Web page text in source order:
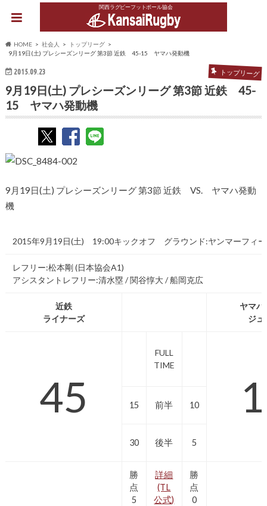
関西ラグビーフットボール協会
HOME 社会人
トップリーグ
9月19日(土) プレシーズンリーグ 第3節 近鉄 45-15 ヤマハ発動機
2015.09.23 トップリーグ
9月19日(土) プレシーズンリーグ 第3節 近鉄 45-
15 ヤマハ発動機
9月19日(土) プレシーズンリーグ 第3節 近鉄 VS. ヤマハ発動
機
2015年9月19日(土) 19:00キックオフ グラウンド:ヤンマーフィ
レフリー:松本剛 (日本協会A1)
アシスタントレフリー:清水塁 / 関谷惇大 / 船岡克広
近鉄
ライナーズ
ヤマハ
ジュ
45
FULL
TIME
15 前半 10
30 後半 5
勝
点
5
詳細
(TL
公式)
勝
点
0